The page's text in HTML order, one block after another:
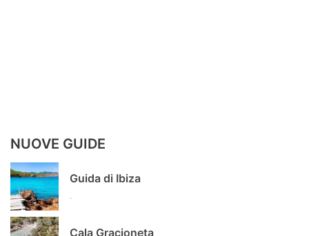
NUOVE GUIDE
Guida di Ibiza
Cala Gracioneta